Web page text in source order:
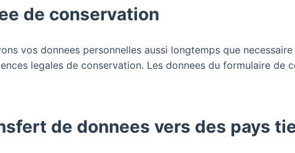
de conservation
vos donnees personnelles aussi longtemps que
legales de conservation. Les donnees du formulaire
de donnees vers des pays